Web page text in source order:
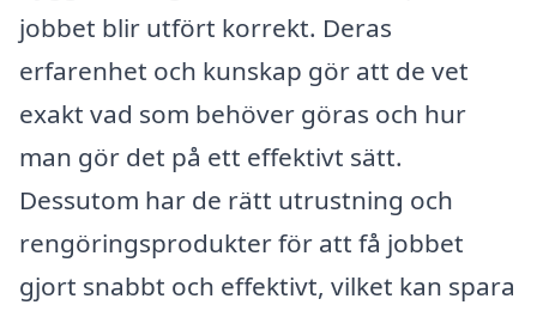
jobbet blir utfört korrekt. Deras
erfarenhet och kunskap gör att de vet
exakt vad som behöver göras och hur
man gör det på ett effektivt sätt.
Dessutom har de rätt utrustning och
rengöringsprodukter för att få jobbet
gjort snabbt och effektivt, vilket kan spara